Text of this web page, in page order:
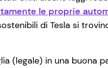
le proprie
di Tesla si
(legale) in una buona